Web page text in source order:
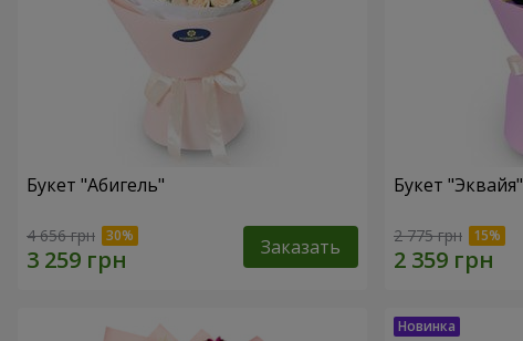
Букет "Абигель"
4 656 грн Заказать
Букет "Эквайя"
2 775 грн